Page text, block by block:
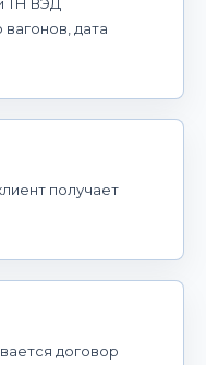
дата
получает
договор